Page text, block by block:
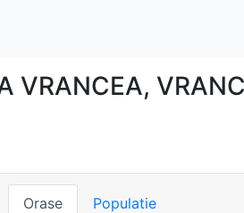
Orase Populatie